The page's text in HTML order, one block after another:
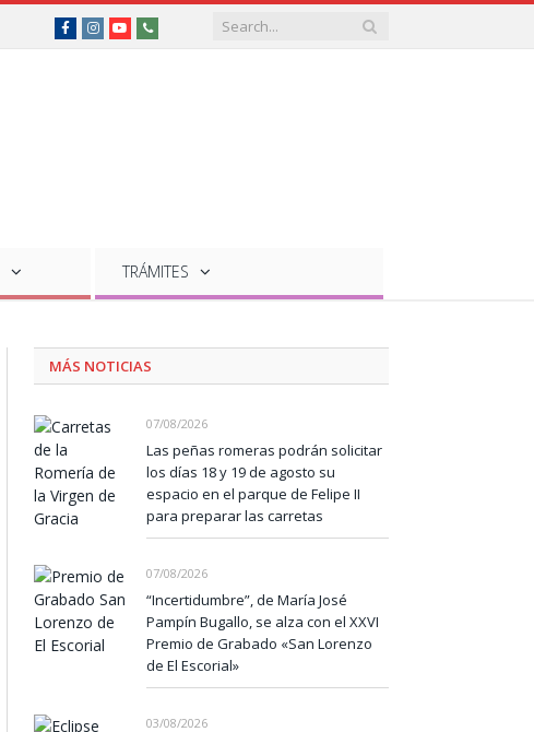
FacebookInstagramYouTubeTeléfonos
de
TRÁMITES
MÁS NOTICIAS
07/08/2026
Las peñas romeras podrán solicitar
los días 18 y 19 de agosto su
espacio en el parque de Felipe II
para preparar las carretas
07/08/2026
“Incertidumbre”, de María José
Pampín Bugallo, se alza con el XXVI
Premio de Grabado «San Lorenzo
de El Escorial»
03/08/2026